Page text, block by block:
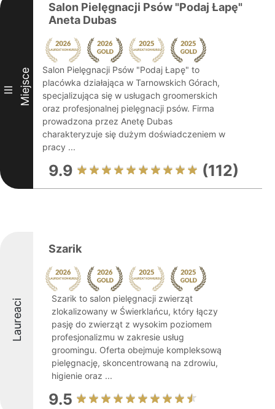
III Miejsce
Salon Pielęgnacji Psów "Podaj Łapę"
Aneta Dubas
Salon Pielęgnacji Psów "Podaj Łapę" to
placówka działająca w Tarnowskich Górach,
specjalizująca się w usługach groomerskich
oraz profesjonalnej pielęgnacji psów. Firma
prowadzona przez Anetę Dubas
charakteryzuje się dużym doświadczeniem w
pracy ...
9.9 (112)
Laureaci
Szarik
Szarik to salon pielęgnacji zwierząt
zlokalizowany w Świerklańcu, który łączy
pasję do zwierząt z wysokim poziomem
profesjonalizmu w zakresie usług
groomingu. Oferta obejmuje kompleksową
pielęgnację, skoncentrowaną na zdrowiu,
higienie oraz ...
9.5